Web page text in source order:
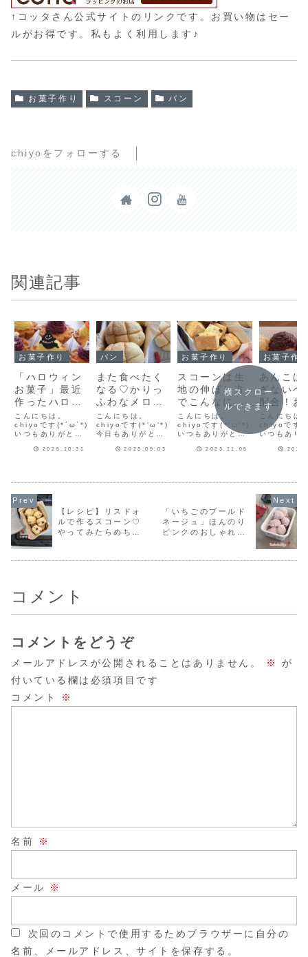
↑コッタさん公式サイトのリンクです。お買い物はセー
ルがお得です。私もよく利用します♪
お菓子作り スコーン パン
chiyoをフォローする
関連記事
お菓子作り
「ハロウィン
お菓子」最近
作ったハロウ
ィンお菓子を
まとめて紹介
します！
こんにちは。
chiyoです(*´ω`*)
いつもありがとう
ハロウィン🎃今回
がかぼちゃをギュ
ッと持っている
「うさぎ＆かぼち
ゃクッキー」うさ
ぎはいちごパウダ
ーを練り...
2025.10.31
パン
また食べたく
なる♡かりっ
ふわなメロン
パン作りまし
た♡格子柄＃
は必須です(^-
こんにちは。
chiyoです(*'ω'*)
今日もありがとう
パン食べたくなる
って出かけまし
た。クックパッド
ゆきらいんさんレ
2023.09.03
お菓子作り
スコーンは生
地の伸ばし方
でこんなに違
う！チョコチ
ップスコーン
焼きました♥
こんにちは。
chiyoです(*'ω'*)
いつもありがとう
森永ネオチョコチ
ップを使ってみて
から、すっごく美
味しくって何度も
2023.11.05
お菓子作
あんこは
ぎないベ
配合！お
が食べ
ったので
ました
こんにちは
chiyoです
いつもあり
フーディス
式連載第12
「オレオ抹
ィン」のレ
「オレオ抹
ィン」レシ
ちら！...
横スクロー
ルできます
【レシピ】リスドォ
ルで作るスコーン♡
やってみたらめちゃ
だよ！
「いちごのブールド
ネージュ」ほんのり
ピンクのおしゃれな
よ！
コメント
コメントをどうぞ
メールアドレスが公開されることはありません。 ※
が
付いている欄は必須項目です
コメント
※
名前 ※
メール ※
次回のコメントで使用するためブラウザーに自分の
名前、メールアドレス、サイトを保存する。